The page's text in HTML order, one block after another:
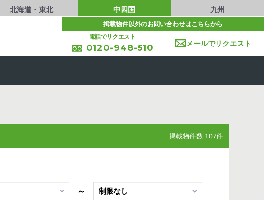
北海道・東北 中四国 九州
掲載物件以外のお問い合わせはこちらから
電話でリクエスト
0120-948-510 メールでリクエスト
掲載物件数 107件
～